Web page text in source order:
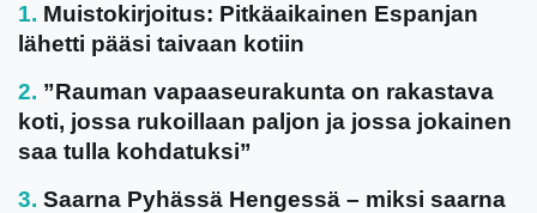
Muistokirjoitus: Pitkäaikainen Espanjan
lähetti pääsi taivaan kotiin
”Rauman vapaaseurakunta on rakastava
koti, jossa rukoillaan paljon ja jossa jokainen
saa tulla kohdatuksi”
Saarna Pyhässä Hengessä – miksi saarna